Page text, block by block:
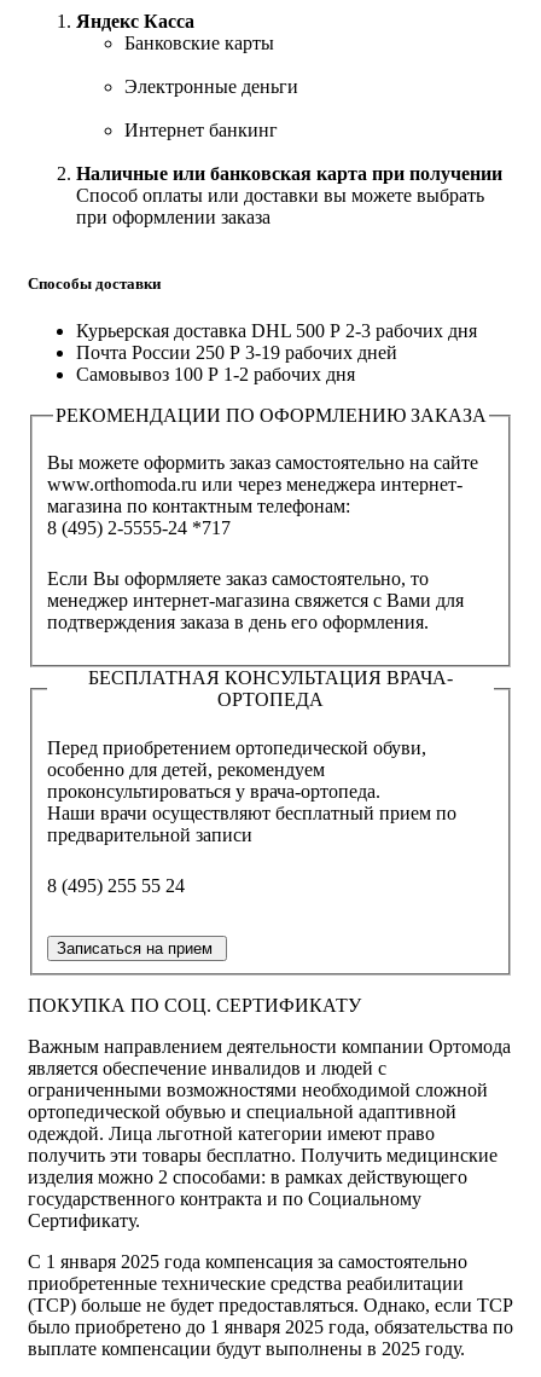
Яндекс Касса
Банковские карты
Электронные деньги
Интернет банкинг
Наличные или банковская карта при получении
Способ оплаты или доставки вы можете выбрать
при оформлении заказа
Способы доставки
Курьерская доставка DHL 500 Р 2-3 рабочих дня
Почта России 250 Р 3-19 рабочих дней
Самовывоз 100 Р 1-2 рабочих дня
РЕКОМЕНДАЦИИ ПО ОФОРМЛЕНИЮ ЗАКАЗА
Вы можете оформить заказ самостоятельно на сайте
www.orthomoda.ru или через менеджера интернет-
магазина по контактным телефонам:
8 (495) 2-5555-24 *717
Если Вы оформляете заказ самостоятельно, то
менеджер интернет-магазина свяжется с Вами для
подтверждения заказа в день его оформления.
БЕСПЛАТНАЯ КОНСУЛЬТАЦИЯ ВРАЧА-
ОРТОПЕДА
Перед приобретением ортопедической обуви,
особенно для детей, рекомендуем
проконсультироваться у врача-ортопеда.
Наши врачи осуществляют бесплатный прием по
предварительной записи
8 (495) 255 55 24
Записаться на прием
ПОКУПКА ПО СОЦ. СЕРТИФИКАТУ
Важным направлением деятельности компании Ортомода
является обеспечение инвалидов и людей с
ограниченными возможностями необходимой сложной
ортопедической обувью и специальной адаптивной
одеждой. Лица льготной категории имеют право
получить эти товары бесплатно. Получить медицинские
изделия можно 2 способами: в рамках действующего
государственного контракта и по Социальному
Сертификату.
С 1 января 2025 года компенсация за самостоятельно
приобретенные технические средства реабилитации
(ТСР) больше не будет предоставляться. Однако, если ТСР
было приобретено до 1 января 2025 года, обязательства по
выплате компенсации будут выполнены в 2025 году.